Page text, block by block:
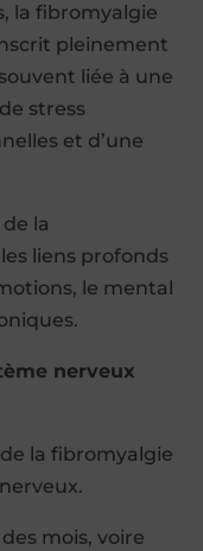
la fibromyalgie
pleinement
liée à une
stress
et d’une
la
liens profonds
le mental
nerveux
la fibromyalgie
mois, voire